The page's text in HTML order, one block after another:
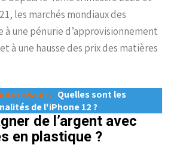
les marchés mondiaux des
à une pénurie d’approvisionnement
à une hausse des prix des matières
: Quelles sont les
de l'iPhone 12 ?
de l’argent avec
en plastique ?